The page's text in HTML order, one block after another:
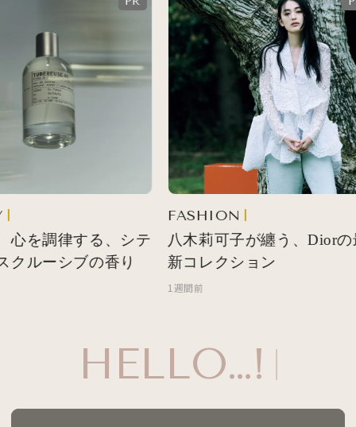
HELLO…!
を調律する、シテ
ルーシブの香り
FASHION
八木莉可子が纏う、Diorの
新コレクション
1週間前